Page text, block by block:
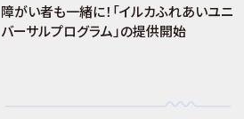
障がい者も一緒に！「イルカふれあいユニ
バーサルプログラム」の提供開始